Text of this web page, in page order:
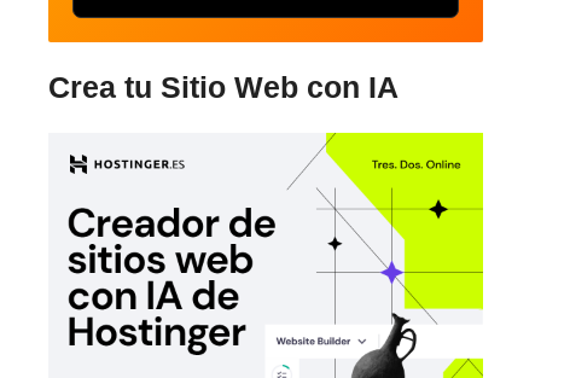
Crea tu Sitio Web con IA